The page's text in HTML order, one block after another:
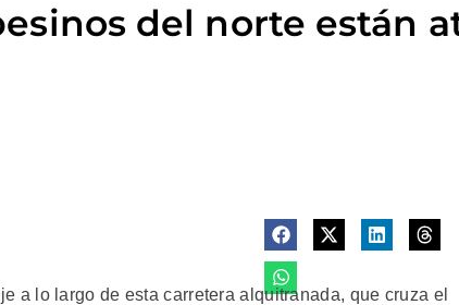
del norte están
a lo largo de esta carretera alquitranada, que cruza el